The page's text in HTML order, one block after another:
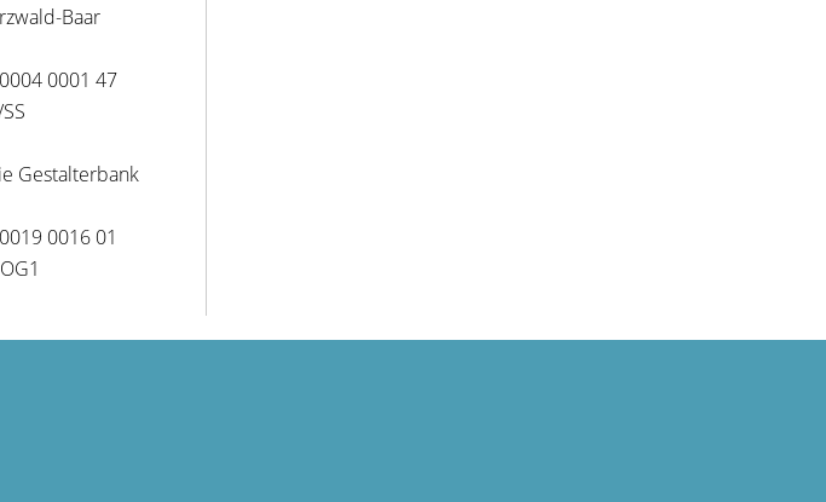
Baar
0001 47
Gestalterbank
0016 01